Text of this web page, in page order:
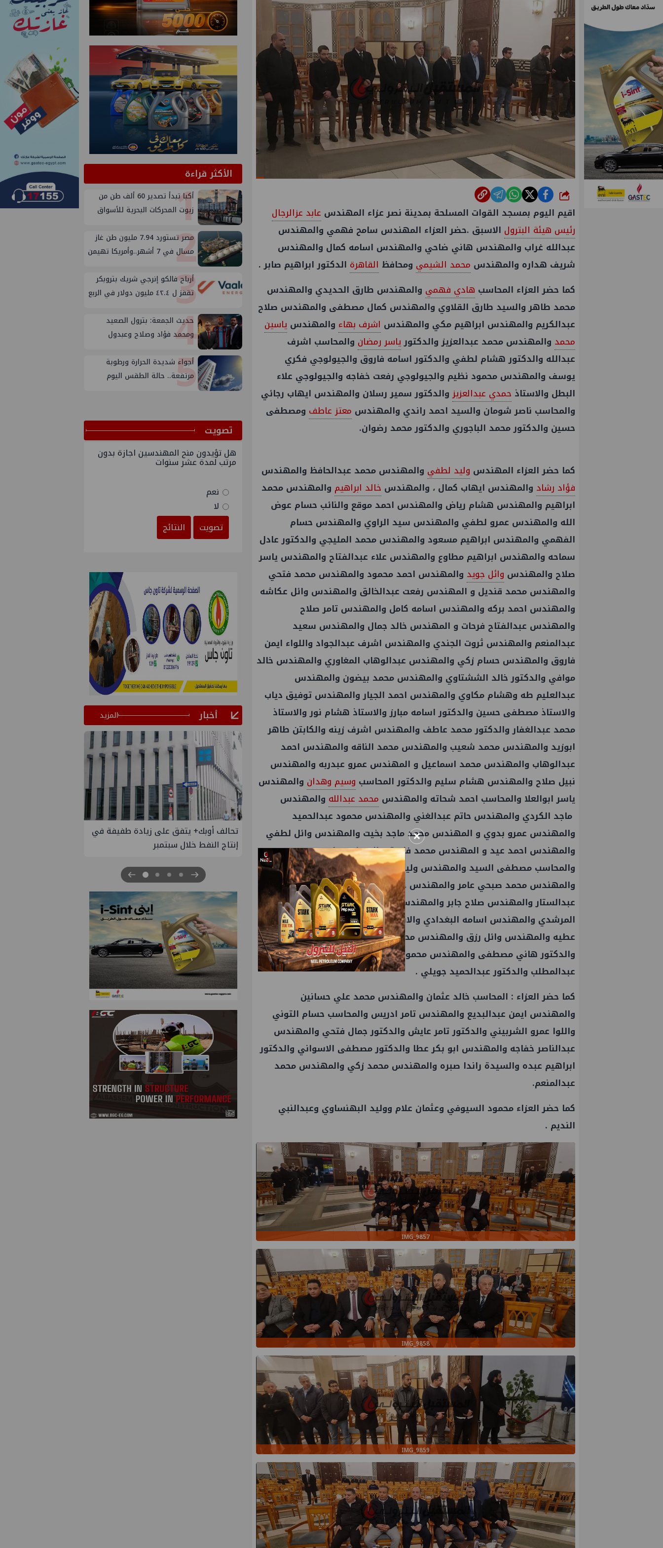
شارك
اقيم اليوم بمسجد القوات المسلحة بمدينة نصر عزاء المهندس عابد عزالرجال
رئيس هيئة البترول الاسبق .حضر العزاء المهندس سامح فهمي والمهندس
عبدالله غراب والمهندس هاني ضاحي والمهندس اسامه كمال والمهندس
شريف هداره والمهندس محمد الشيمي ومحافظ القاهرة الدكتور ابراهيم صابر .
كما حضر العزاء المحاسب هادي فهمي والمهندس طارق الحديدي والمهندس
محمد طاهر والسيد طارق القلاوي والمهندس كمال مصطفى والمهندس صلاح
عبدالكريم والمهندس ابراهيم مكي والمهندس اشرف بهاء والمهندس ياسين
محمد والمهندس محمد عبدالعزيز والدكتورياسر رمضان والمحاسب اشرف
عبدالله والدكتور هشام لطفي والدكتور اسامه فاروق والجيولوجي فكري
يوسف والمهندس محمود نظيم والجيولوجي رفعت خفاجه والجيولوجي علاء
البطل والاستاذ حمدي عبدالعزيزوالدكتور سمير رسلان والمهندس ايهاب رجائي
والمحاسب ناصر شومان والسيد احمد راندي والمهندس معتز عاطف ومصطفى
حسين والدكتور محمد الباجوري والدكتور محمد رضوان.
كما حضر العزاء المهندس وليد لطفي والمهندس محمد عبدالحافظ والمهندس
فؤاد رشاد والمهندس ايهاب كمال ، والمهندس خالد ابراهيم والمهندس محمد
ابراهيم والمهندس هشام رياض والمهندس احمد موقع والنائب حسام عوض
الله والمهندس عمرو لطفي والمهندس سيد الراوي والمهندس حسام
الفهمي والمهندس ابراهيم مسعود والمهندس محمد المليجي والدكتور عادل
سماحه والمهندس ابراهيم مطاوع والمهندس علاء عبدالفتاح والمهندس ياسر
صلاح والمهندس وائل جويد والمهندس احمد محمود والمهندس محمد فتحي
والمهندس محمد قنديل و المهندس رفعت عبدالخالق والمهندس وائل عكاشه
والمهندس احمد بركه والمهندس اسامه كامل والمهندس تامر صلاح
والمهندس عبدالفتاح فرحات و المهندس خالد جمال والمهندس سعيد
عبدالمنعم والمهندس ثروت الجندي والمهندس اشرف عبدالجواد واللواء ايمن
فاروق والمهندس حسام زكي والمهندس عبدالوهاب المغاوري والمهندس خالد
موافي والدكتور خالد الششتاوي والمهندس محمد بيضون والمهندس
عبدالعليم طه وهشام مكاوي والمهندس احمد الجيار والمهندس توفيق دياب
والاستاذ مصطفى حسين والدكتور اسامه مبارز والاستاذ هشام نور والاستاذ
محمد عبدالغفار والدكتور محمد عاطف والمهندس اشرف زينه والكابتن طاهر
ابوزيد والمهندس محمد شعيب والمهندس محمد الناقه والمهندس احمد
عبدالوهاب والمهندس محمد اسماعيل و المهندس عمرو عبدربه والمهندس
نبيل صلاح والمهندس هشام سليم والدكتور المحاسب وسيم وهدان والمهندس
ياسر ابوالعلا والمحاسب احمد شحاته والمهندس محمد عبدالله والمهندس
ماجد الكردي والمهندس حاتم عبدالغني والمهندس محمود عبدالحميد
والمهندس عمرو بدوي و المهندس محمد ماجد بخيت والمهندس وائل لطفي
والمهندس احمد عيد و المهندس محمد فاروق والمهندس احمد محي
والمحاسب مصطفى السيد والمهندس وليد الاعصر والمهندس حازم حافظ
والمهندس محمد صبحي عامر والمهندس حسام اسعد والمهندس احمد
عبدالستار والمهندس صلاح جابر والمهندس محمود ناجي والدكتور ايمن
المرشدي والمهندس اسامه البغدادي والاستاذ علي طوبار والمهندس وائل
عطيه والمهندس وائل رزق والمهندس محمد رضوان والمهندس هيثم فيزون
والدكتور هاني مصطفى والمهندس محمود القفاص والمحاسب احمد
عبدالمطلب والدكتور عبدالحميد جويلي .
كما حضر العزاء : المحاسب خالد عثمان والمهندس محمد علي حسانين
والمهندس ايمن عبدالبديع والمهندس تامر ادريس والمحاسب حسام التوني
واللوا عمرو الشربيني والدكتور تامر عايش والدكتور جمال فتحي والمهندس
عبدالناصر خفاجه والمهندس ابو بكر عطا والدكتور مصطفى الاسواني والدكتور
ابراهيم عبده والسيدة راندا صبره والمهندس محمد زكي والمهندس محمد
عبدالمنعم.
كما حضر العزاء محمود السيوفي وعثمان علام ووليد البهنساوي وعبدالنبي
النديم .
IMG_9857
IMG_9858
IMG_9859
الأكثر قراءة
1
أكبا تبدأ تصدير 60 ألف طن من
زيوت المحركات البحرية للأسواق
2
مصر تستورد 7.94 مليون طن غاز
مسال في 7 أشهر..وأمريكا تهيمن
3
أرباح فالكو إنرجي شريك بتروبكر
تقفز ل ٤٢.٤ مليون دولار في الربع
4
حديث الجمعة: بترول الصعيد
ومحمد فؤاد وصلاح وعبدول
5
أجواء شديدة الحرارة ورطوبة
مرتفعة.. حالة الطقس اليوم
ﺗﺼﻮﻳﺖ
هل تؤيدون منح المهندسين اجازة بدون
مرتب لمدة عشر سنوات
نعم
لا
تصويت
النتائج
أخبار المزيد
الرابعة لتنمية حقل
علاء عبدالفتاح يتفقد مصنع ووتك لإنتاج
الالواح الخشبية بإدكو
تحالف أوبك+ يتفق على زيادة طفيفة في
إنتاج النفط خلال سبتمبر
إسدال الستار على النسخة الثانية من
"منتدى مصر للطاقة والصناعة 2026" بنجاح
×